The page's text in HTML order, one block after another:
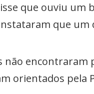
que ouviu um
que um
encontraram
orientados pela